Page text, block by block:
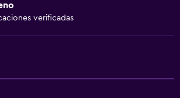
verificadas